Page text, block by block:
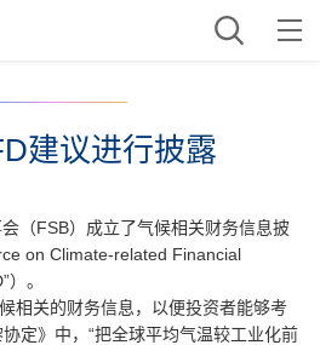
建议进行披露
（FSB）成立了气候相关财务信息披
on Climate-related Financial
。
相关的财务信息，以便投资者能够考
定》中，“把全球平均气温较工业化前